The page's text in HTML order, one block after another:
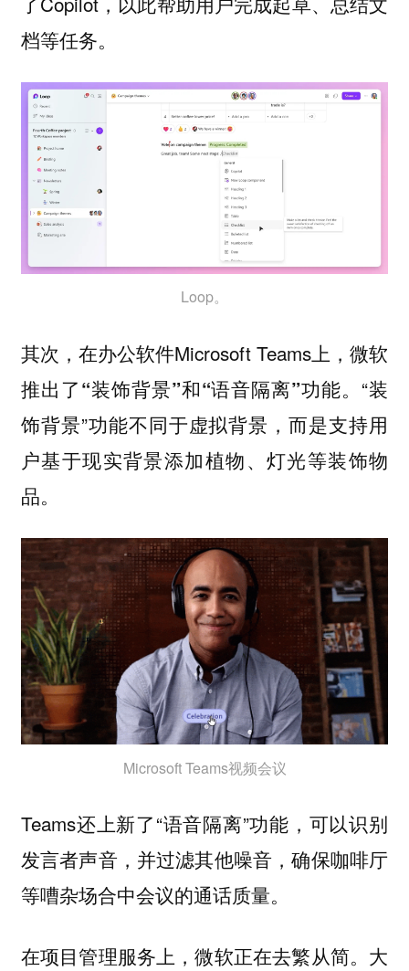
档等任务。
Loop。
其次，在办公软件Microsoft Teams上，微软
推出了“装饰背景”和“语音隔离”功能。“装
饰背景”功能不同于虚拟背景，而是支持用
户基于现实背景添加植物、灯光等装饰物
品。
Microsoft Teams视频会议
Teams还上新了“语音隔离”功能，可以识别
发言者声音，并过滤其他噪音，确保咖啡厅
等嘈杂场合中会议的通话质量。
在项目管理服务上，微软正在去繁从简。大